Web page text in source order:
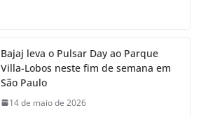
Bajaj leva o Pulsar Day ao Parque
Villa-Lobos neste fim de semana em
São Paulo
14 de maio de 2026